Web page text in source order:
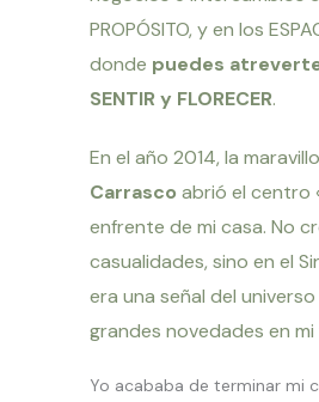
PROPÓSITO, y en los
donde puedes atreverte
SENTIR y FLORECER.
En el año 2014, la
Carrasco abrió el centro
enfrente de mi casa. No
casualidades, sino en el
era una señal del
grandes novedades en mi
Yo acababa de terminar mi